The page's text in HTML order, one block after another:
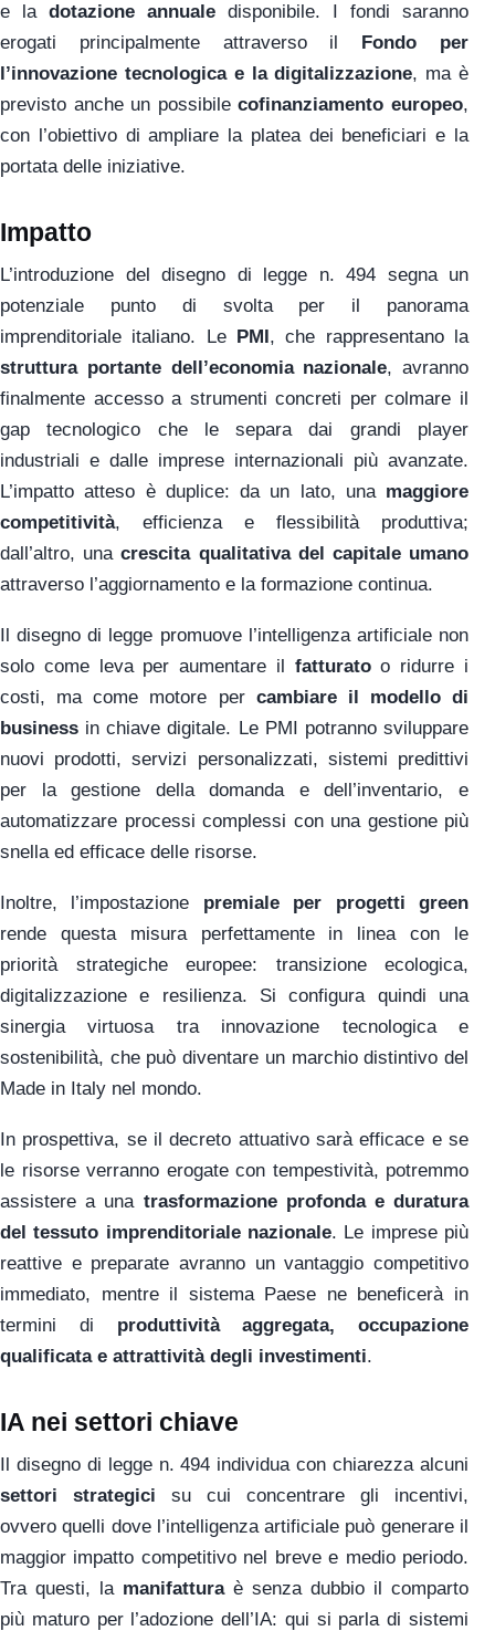
e la dotazione annuale disponibile. I fondi saranno
erogati principalmente attraverso il
Fondo per
l’innovazione tecnologica e la digitalizzazione, ma è
previsto anche un possibilecofinanziamento europeo,
con l’obiettivo di ampliare la platea dei beneficiari e la
portata delle iniziative.
Impatto
L’introduzione del disegno di legge n. 494 segna un
potenziale punto di svolta per il panorama
imprenditoriale italiano. Le
PMI , che rappresentano la
struttura portante dell’economia nazionale, avranno
finalmente accesso a strumenti concreti per colmare il
gap tecnologico che le separa dai grandi player
industriali e dalle imprese internazionali più avanzate.
L’impatto atteso è duplice: da un lato, una maggiore
competitività, efficienza e flessibilità produttiva;
dall’altro, unacrescita qualitativa del capitale umano
attraverso l’aggiornamento e la formazione continua.
Il disegno di legge promuove l’intelligenza artificiale non
solo come leva per aumentare il fatturatoo ridurre i
costi, ma come motore per cambiare il modello di
business in chiave digitale. Le PMI potranno sviluppare
nuovi prodotti, servizi personalizzati, sistemi predittivi
per la gestione della domanda e dell’inventario, e
automatizzare processi complessi con una gestione più
snella ed efficace delle risorse.
Inoltre, l’impostazione premiale per progetti green
rende questa misura perfettamente in linea con le
priorità strategiche europee: transizione ecologica,
digitalizzazione e resilienza. Si configura quindi una
sinergia virtuosa tra innovazione tecnologica e
sostenibilità, che può diventare un marchio distintivo del
Made in Italy nel mondo.
In prospettiva, se il decreto attuativo sarà efficace e se
le risorse verranno erogate con tempestività, potremmo
assistere a una trasformazione profonda e duratura
del tessuto imprenditoriale nazionale. Le imprese più
reattive e preparate avranno un vantaggio competitivo
immediato, mentre il sistema Paese ne beneficerà in
termini di produttività aggregata, occupazione
qualificata e attrattività degli investimenti.
IA nei settori chiave
Il disegno di legge n. 494 individua con chiarezza alcuni
settori strategici su cui concentrare gli incentivi,
ovvero quelli dove l’intelligenza artificiale può generare il
maggior impatto competitivo nel breve e medio periodo.
Tra questi, la manifatturaè senza dubbio il comparto
più maturo per l’adozione dell’IA: qui si parla di sistemi